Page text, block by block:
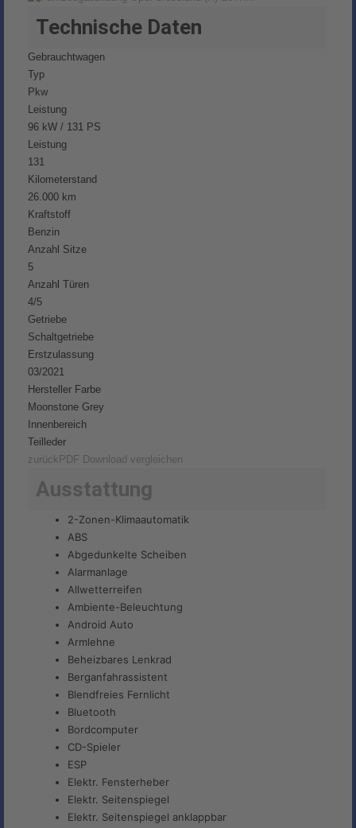
Technische Daten
Gebrauchtwagen
Typ
Pkw
Leistung
96 kW / 131 PS
Leistung
131
Kilometerstand
26.000 km
Kraftstoff
Benzin
Anzahl Sitze
5
Anzahl Türen
4/5
Getriebe
Schaltgetriebe
Erstzulassung
03/2021
Hersteller Farbe
Moonstone Grey
Innenbereich
Teilleder
zurück PDF Download vergleichen
Ausstattung
2-Zonen-Klimaautomatik
ABS
Abgedunkelte Scheiben
Alarmanlage
Allwetterreifen
Ambiente-Beleuchtung
Android Auto
Armlehne
Beheizbares Lenkrad
Berganfahrassistent
Blendfreies Fernlicht
Bluetooth
Bordcomputer
CD-Spieler
ESP
Elektr. Fensterheber
Elektr. Seitenspiegel
Elektr. Seitenspiegel anklappbar